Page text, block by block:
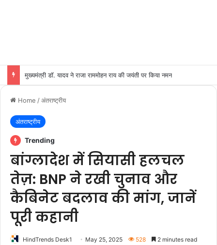
मुख्यमंत्री डॉ. यादव ने राजा राममोहन राय की जयंती पर किया नमन
Home /अंतराष्ट्रीय
अंतराष्ट्रीय
Trending
बांग्लादेश में सियासी हलचल
तेज़: BNP ने रखी चुनाव और
कैबिनेट बदलाव की मांग, जानें
पूरी कहानी
HindTrends Desk1 May 25, 2025 528 2 minutes read